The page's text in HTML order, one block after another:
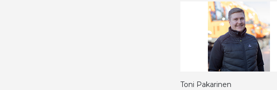
Toni Pakarinen